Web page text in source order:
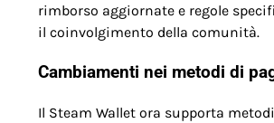
rimborso aggiornate e regole
il coinvolgimento della comunità.
Cambiamenti nei metodi di
Il Steam Wallet ora supporta